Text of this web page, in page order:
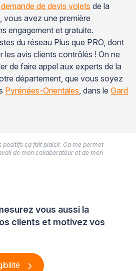
de devis volets de la
vous avez une première
engagement et gratuite.
du réseau Plus que PRO, dont
avis clients contrôlés ! On ne
de faire appel aux experts de la
département, que vous soyez
Pyrénées-Orientales, dans le Gard
vous aussi la
clients et motivez vos
positifs ça fait plaisir. Ca me permet
de mon collaborateur et de mon